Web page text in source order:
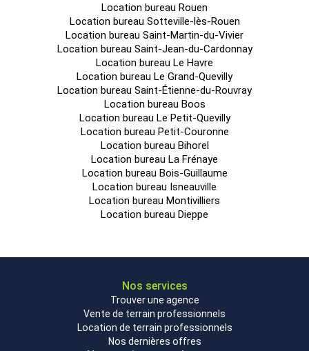
Location bureau Rouen
Location bureau Sotteville-lès-Rouen
Location bureau Saint-Martin-du-Vivier
Location bureau Saint-Jean-du-Cardonnay
Location bureau Le Havre
Location bureau Le Grand-Quevilly
Location bureau Saint-Étienne-du-Rouvray
Location bureau Boos
Location bureau Le Petit-Quevilly
Location bureau Petit-Couronne
Location bureau Bihorel
Location bureau La Frénaye
Location bureau Bois-Guillaume
Location bureau Isneauville
Location bureau Montivilliers
Location bureau Dieppe
Nos services
Trouver une agence
Vente de terrain professionnels
Location de terrain professionnels
Nos dernières offres